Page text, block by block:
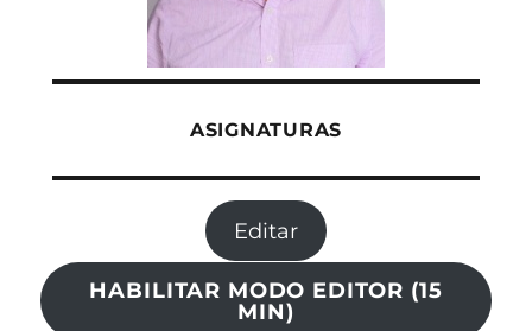
ASIGNATURAS
Editar
HABILITAR MODO EDITOR (15
MIN)